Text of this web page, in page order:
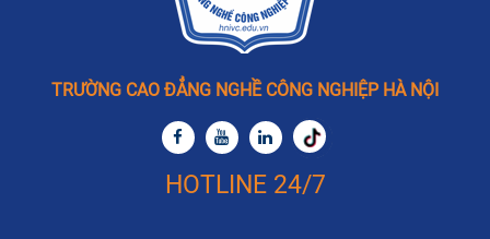
TRƯỜNG CAO ĐẲNG NGHỀ CÔNG NGHIỆP HÀ NỘI
HOTLINE 24/7